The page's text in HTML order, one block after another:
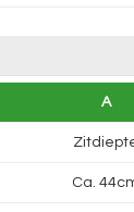
A
Ca.